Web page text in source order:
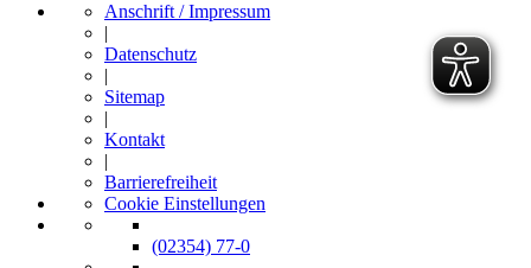
Anschrift / Impressum
|
Datenschutz
|
Sitemap
|
Kontakt
|
Barrierefreiheit
Cookie Einstellungen
(02354) 77-0